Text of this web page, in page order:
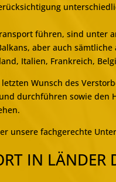
führen, sind unter
aber auch
Italien, Frankreich,
Wunsch des
durchführen sowie
unsere fachgerechte
IN LÄNDER